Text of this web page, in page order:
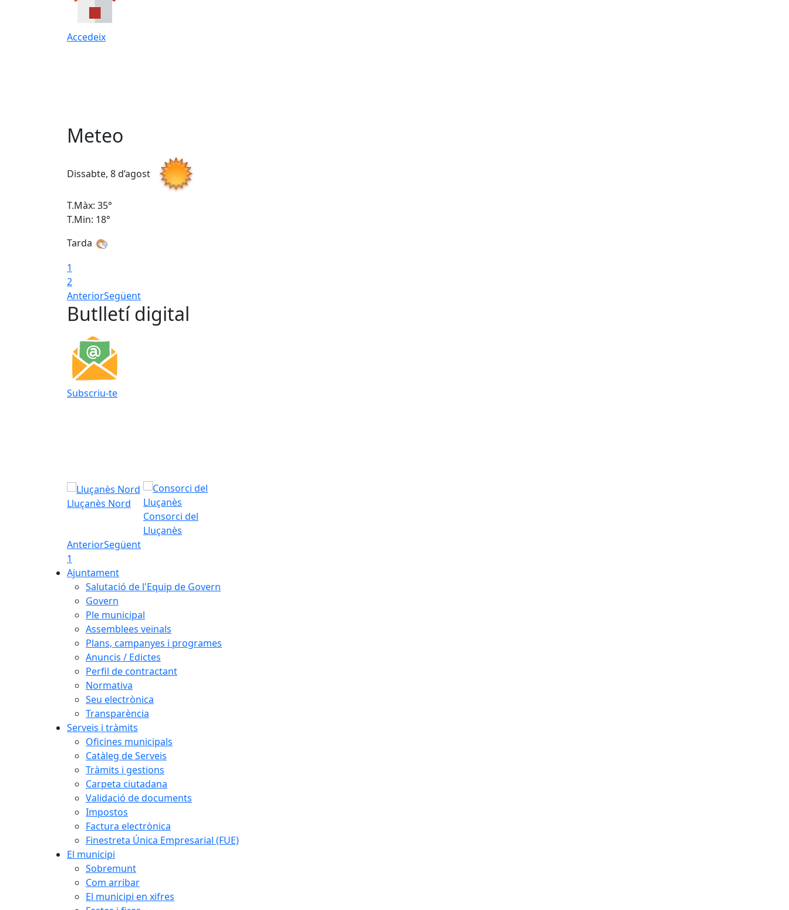
Accedeix
Meteo
Dissabte, 8 d’agost
T.Màx: 35°
T.Min: 18°
Tarda
1
2
AnteriorSegüent
Butlletí digital
Subscriu-te
Lluçanès Nord
Consorci del
Lluçanès
AnteriorSegüent
1
Ajuntament
Salutació de l'Equip de Govern
Govern
Ple municipal
Assemblees veïnals
Plans, campanyes i programes
Anuncis / Edictes
Perfil de contractant
Normativa
Seu electrònica
Transparència
Serveis i tràmits
Oficines municipals
Catàleg de Serveis
Tràmits i gestions
Carpeta ciutadana
Validació de documents
Impostos
Factura electrònica
Finestreta Única Empresarial (FUE)
El municipi
Sobremunt
Com arribar
El municipi en xifres